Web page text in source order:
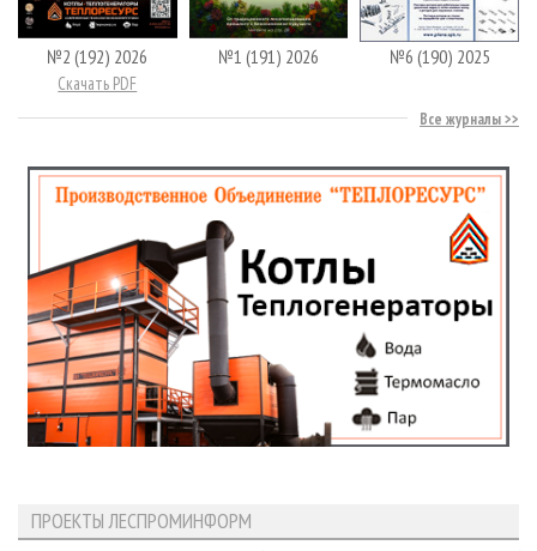
№2 (192) 2026
Скачать PDF
№1 (191) 2026 №6 (190) 2025
Все журналы
ПРОЕКТЫ ЛЕСПРОМИНФОРМ